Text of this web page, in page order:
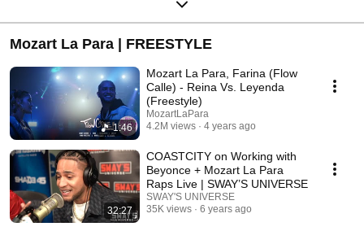
Mozart La Para | FREESTYLE
1:46
Mozart La Para, Farina (Flow
Calle) - Reina Vs. Leyenda
(Freestyle)
MozartLaPara
4.2M views
4 years ago
32:27
COASTCITY on Working with
Beyonce + Mozart La Para
Raps Live | SWAY’S UNIVERSE
SWAY'S UNIVERSE
35K views
6 years ago